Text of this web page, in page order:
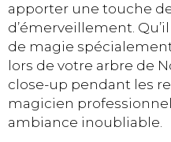
apporter une touche
d’émerveillement.
de magie
lors de votre arbre de
close-up pendant les
magicien
ambiance inoubliable.